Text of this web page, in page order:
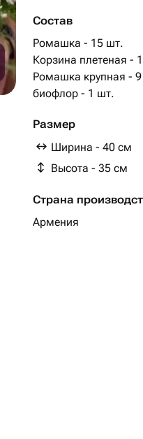
Состав
Ромашка - 15 шт.
Корзина плетеная -
Ромашка крупная -
биофлор - 1 шт.
Размер
Ширина - 40 см
Высота - 35 см
Страна
Армения